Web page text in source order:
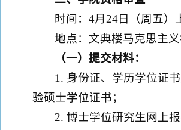
时间：4月24日（周五）
地点：文典楼马克思主
（一）提交材料：
1. 身份证、学历学位证
验硕士学位证书；
2. 博士学位研究生网上